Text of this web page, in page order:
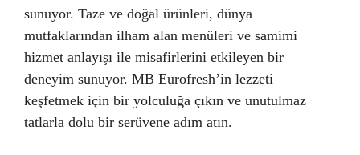
sunuyor. Taze ve doğal ürünleri, dünya
mutfaklarından ilham alan menüleri ve samimi
hizmet anlayışı ile misafirlerini etkileyen bir
deneyim sunuyor. MB Eurofresh’in lezzeti
keşfetmek için bir yolculuğa çıkın ve unutulmaz
tatlarla dolu bir serüvene adım atın.